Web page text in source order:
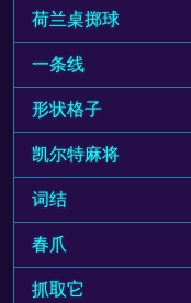
荷兰桌掷球
一条线
形状格子
凯尔特麻将
词结
春爪
抓取它